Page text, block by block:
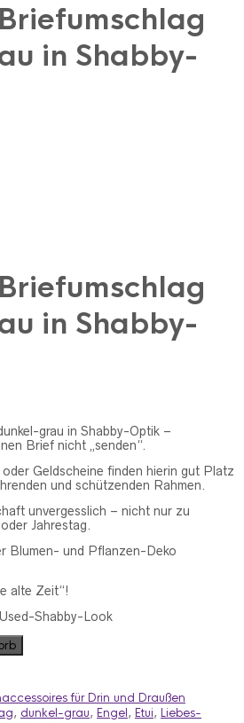
in Shabby-
in Shabby-
grau in Shabby-Optik –
Brief nicht „senden“.
Geldscheine finden hierin gut Platz
und schützenden Rahmen.
unvergesslich – nicht nur zu
Jahrestag.
Blumen- und Pflanzen-Deko
alte Zeit“!
Shabby-Look
für Drin und Draußen
, dunkel-grau, Engel, Etui, Liebes-